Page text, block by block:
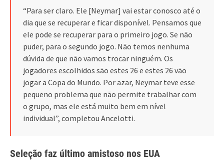
“Para ser claro. Ele [Neymar] vai estar conosco até o
dia que se recuperar e ficar disponível. Pensamos que
ele pode se recuperar para o primeiro jogo. Se não
puder, para o segundo jogo. Não temos nenhuma
dúvida de que não vamos trocar ninguém. Os
jogadores escolhidos são estes 26 e estes 26 vão
jogar a Copa do Mundo. Por azar, Neymar teve esse
pequeno problema que não permite trabalhar com
o grupo, mas ele está muito bem em nível
individual”, completou Ancelotti.
Seleção faz último amistoso nos EUA